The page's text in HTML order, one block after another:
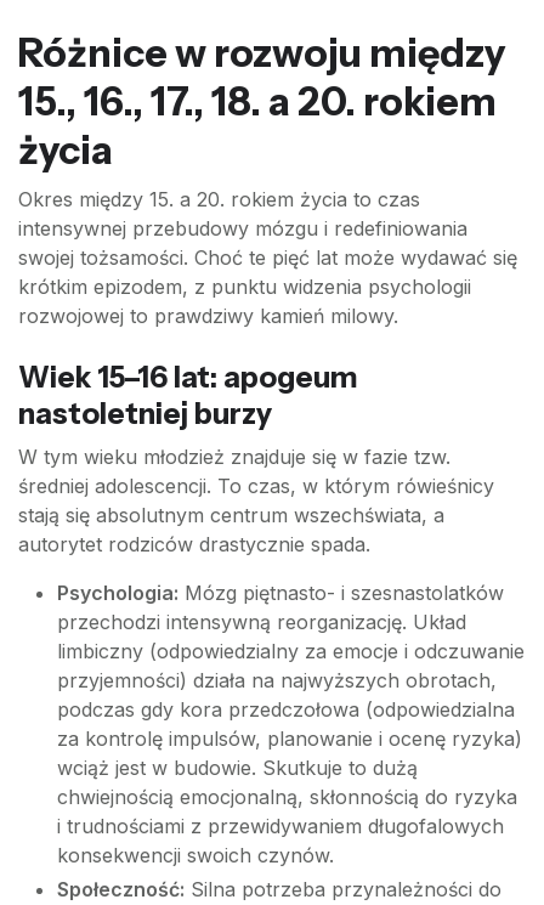
Różnice w rozwoju między
15., 16., 17., 18. a 20. rokiem
życia
Okres między 15. a 20. rokiem życia to czas
intensywnej przebudowy mózgu i redefiniowania
swojej tożsamości. Choć te pięć lat może wydawać się
krótkim epizodem, z punktu widzenia psychologii
rozwojowej to prawdziwy kamień milowy.
Wiek 15–16 lat: apogeum
nastoletniej burzy
W tym wieku młodzież znajduje się w fazie tzw.
średniej adolescencji. To czas, w którym rówieśnicy
stają się absolutnym centrum wszechświata, a
autorytet rodziców drastycznie spada.
Psychologia: Mózg piętnasto- i szesnastolatków
przechodzi intensywną reorganizację. Układ
limbiczny (odpowiedzialny za emocje i odczuwanie
przyjemności) działa na najwyższych obrotach,
podczas gdy kora przedczołowa (odpowiedzialna
za kontrolę impulsów, planowanie i ocenę ryzyka)
wciąż jest w budowie. Skutkuje to dużą
chwiejnością emocjonalną, skłonnością do ryzyka
i trudnościami z przewidywaniem długofalowych
konsekwencji swoich czynów.
Społeczność: Silna potrzeba przynależności do